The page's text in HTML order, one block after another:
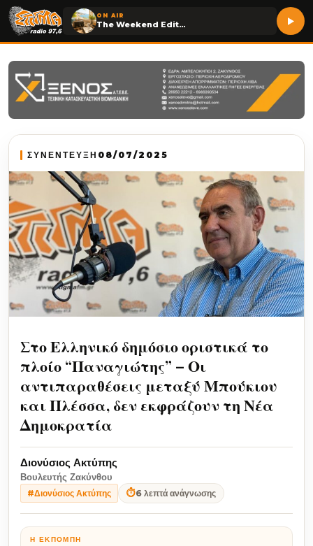
ON AIR
The Weekend Edition
ΣΥΝΕΝΤΕΥΞΗ 08/07/2025
Στο Ελληνικό δημόσιο οριστικά το
πλοίο “Παναγιώτης” – Οι
αντιπαραθέσεις μεταξύ Μπούκιου
και Πλέσσα, δεν εκφράζουν τη Νέα
Δημοκρατία
Διονύσιος Ακτύπης
Βουλευτής Ζακύνθου
#Διονύσιος Ακτύπης ⏱6 λεπτά ανάγνωσης
Η ΕΚΠΟΜΠΉ